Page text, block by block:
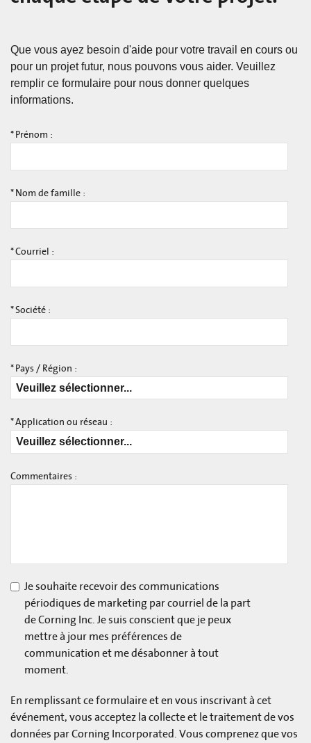
Que vous ayez besoin d'aide pour votre travail en cours ou
pour un projet futur, nous pouvons vous aider. Veuillez
remplir ce formulaire pour nous donner quelques
informations.
* Prénom :
* Nom de famille :
*Courriel :
*Société :
* Pays / Région :
*Application ou réseau :
Commentaires :
Je souhaite recevoir des communications
périodiques de marketing par courriel de la part
de Corning Inc. Je suis conscient que je peux
mettre à jour mes préférences de
communication et me désabonner à tout
moment.
En remplissant ce formulaire et en vous inscrivant à cet
événement, vous acceptez la collecte et le traitement de vos
données par Corning Incorporated. Vous comprenez que vos